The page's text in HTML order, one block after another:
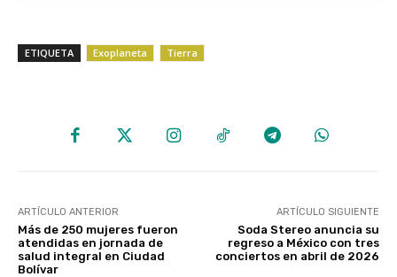
ETIQUETA Exoplaneta Tierra
ARTÍCULO ANTERIOR
Más de 250 mujeres fueron
atendidas en jornada de
salud integral en Ciudad
Bolívar
ARTÍCULO SIGUIENTE
Soda Stereo anuncia su
regreso a México con tres
conciertos en abril de 2026